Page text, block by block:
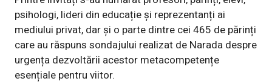
psihologi, lideri din educație și reprezentanți ai
mediului privat, dar și o parte dintre cei 465 de părinți
care au răspuns sondajului realizat de Narada despre
urgența dezvoltării acestor metacompetențe
esențiale pentru viitor.